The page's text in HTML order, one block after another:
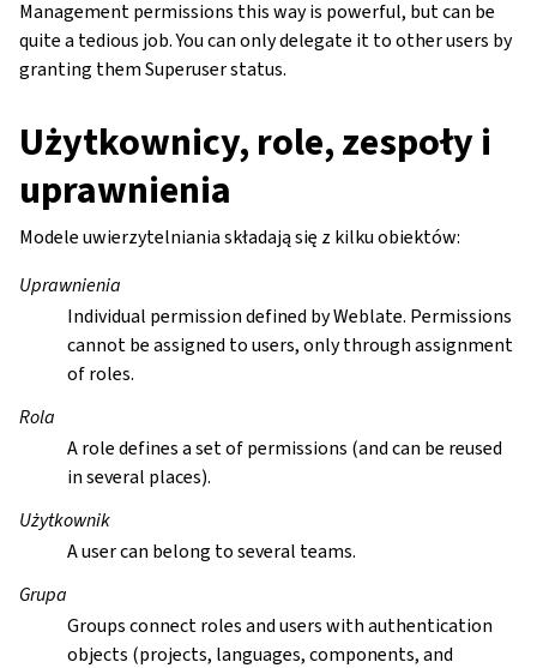
Management permissions this way is powerful, but can be
quite a tedious job. You can only delegate it to other users by
granting them Superuser status.
Użytkownicy, role, zespoły i
uprawnienia
Modele uwierzytelniania składają się z kilku obiektów:
Uprawnienia
Individual permission defined by Weblate. Permissions
cannot be assigned to users, only through assignment
of roles.
Rola
A role defines a set of permissions (and can be reused
in several places).
Użytkownik
A user can belong to several teams.
Grupa
Groups connect roles and users with authentication
objects (projects, languages, components, and